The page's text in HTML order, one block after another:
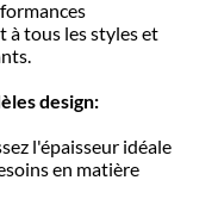
à tous les styles et
design:
l'épaisseur idéale
en matière